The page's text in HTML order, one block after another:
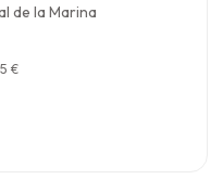
de la Marina
€